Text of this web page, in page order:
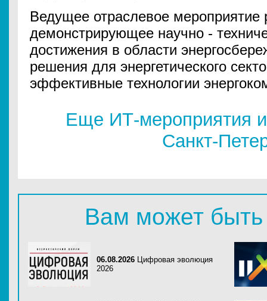
Ведущее отраслевое мероприятие
демонстрирующее научно -
достижения в области
решения для энергетического
эффективные технологии
Еще ИТ-мероприятия
Санкт-
Вам может быть
06.08.2026 Цифровая эволюция
2026